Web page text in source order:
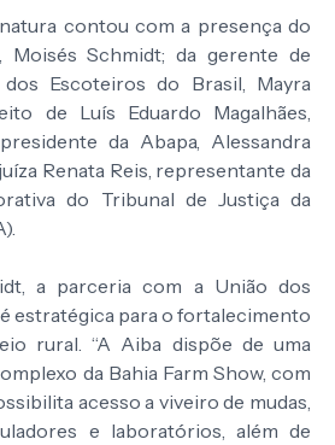
contou com a presença do
Moisés Schmidt; da gerente de
Escoteiros do Brasil, Mayra
de Luís Eduardo Magalhães,
da Abapa, Alessandra
Renata Reis, representante da
do Tribunal de Justiça da
a parceria com a União dos
estratégica para o fortalecimento
rural. “A Aiba dispõe de uma
da Bahia Farm Show, com
acesso a viveiro de mudas,
e laboratórios, além de